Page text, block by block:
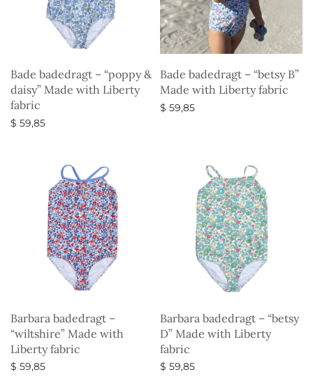
Bade badedragt – “poppy &
daisy” Made with Liberty
fabric
$ 59,85
Bade badedragt – “betsy B”
Made with Liberty fabric
$ 59,85
Barbara badedragt –
“wiltshire” Made with
Liberty fabric
$ 59,85
Barbara badedragt – “betsy
D” Made with Liberty
fabric
$ 59,85